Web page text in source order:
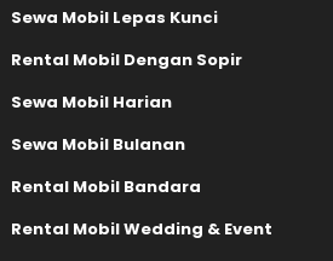
Sewa Mobil Lepas Kunci
Rental Mobil Dengan Sopir
Sewa Mobil Harian
Sewa Mobil Bulanan
Rental Mobil Bandara
Rental Mobil Wedding & Event